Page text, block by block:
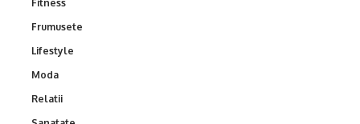
Fitness
Frumusete
Lifestyle
Moda
Relatii